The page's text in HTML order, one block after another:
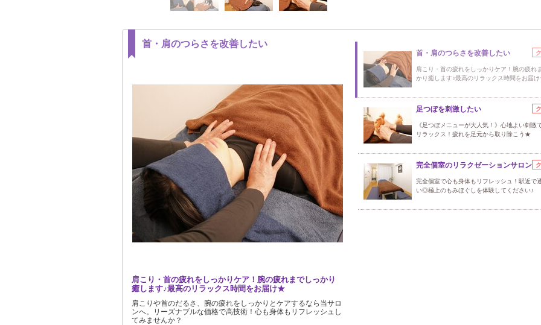
首・肩のつらさを改善したい
肩こり・首の疲れをしっかりケア！腕の疲れまでしっかり
癒します♪最高のリラックス時間をお届け★
肩こりや首のだるさ、腕の疲れをしっかりとケアするなら当サロ
ンへ。リーズナブルな価格で高技術！心も身体もリフレッシュし
てみませんか？
首・肩のつらさを改善したい
肩こり・首の疲れをしっかりケア！腕の疲れ
かり癒します♪最高のリラックス時間をお届
足つぼを刺激したい
《足つぼメニューが大人気！》心地よい刺激
リラックス！疲れを足元から取り除こう★
完全個室のリラクゼーションサロン
完全個室で心も身体もリフレッシュ！駅近で
い◎極上のもみほぐしを体験してください♪